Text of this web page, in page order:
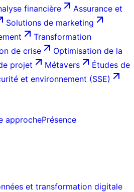
financière
Assurance et
Solutions de marketing
Transformation
de crise
Optimisation de la
projet Métavers
Études de
et environnement (SSE)
approchePrésence
et transformation digitale